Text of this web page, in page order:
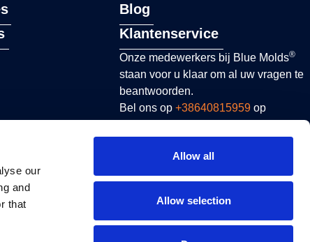
our
and
that
Allow all
Allow selection
Blog
Klantenservice
Onze medewerkers bij Blue Molds®
staan ​​voor u klaar om al uw vragen te
beantwoorden.
Bel ons op +38640815959 op
sales@bluemolds.com